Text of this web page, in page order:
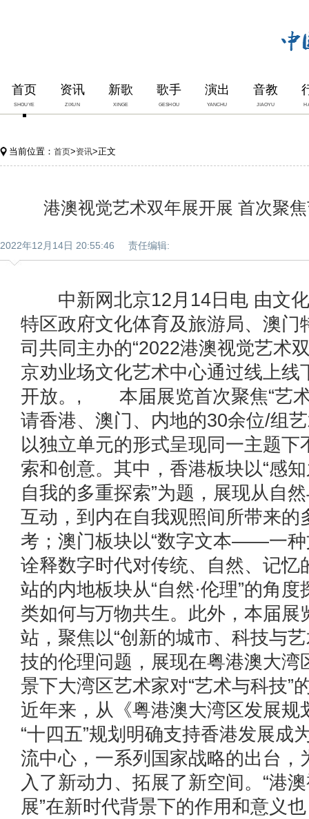
首页
SHOUYE
资讯
ZIXUN
新歌
XINGE
歌手
GESHOU
演出
YANCHU
音教
JIAOYU
当前位置： 首页>资讯>正文
港澳视觉艺术双年展开展 首次聚
2022年12月14日 20:55:46 责任编辑:
中新网北京12月14日电 由文化
特区政府文化体育及旅游局、澳门
司共同主办的“2022港澳视觉艺术
京劝业场文化艺术中心通过线上线
开放。, 本届展览首次聚焦“艺术
请香港、澳门、内地的30余位/组
以独立单元的形式呈现同一主题下
索和创意。其中，香港板块以“感
自我的多重探索”为题，展现从自
互动，到内在自我观照间所带来的
考；澳门板块以“数字文本——一种
诠释数字时代对传统、自然、记忆
站的内地板块从“自然·伦理”的角
类如何与万物共生。此外，本届展
站，聚焦以“创新的城市、科技与
技的伦理问题，展现在粤港澳大湾
景下大湾区艺术家对“艺术与科
近年来，从《粤港澳大湾区发展规
“十四五”规划明确支持香港发展成
流中心，一系列国家战略的出台，
入了新动力、拓展了新空间。“港
展”在新时代背景下的作用和意义